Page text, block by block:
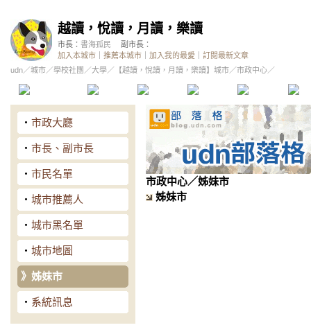
越讀，悅讀，月讀，樂讀
市長： 書海孤民
副市長：
加入本城市
推薦本城市 加入我的最愛
訂閱最新文章
udn／城市／學校社團 ／大學／ 【越讀，悅讀，月讀，樂讀】城市／市政中心／
精華區 投票區 影像館
‧ 市政大廳
‧ 市長、副市長
‧ 市民名單
‧ 城市推薦人
‧ 城市黑名單
‧ 城市地圖
》 姊妹市
‧ 系統訊息
市政中心／姊妹市
姊妹市